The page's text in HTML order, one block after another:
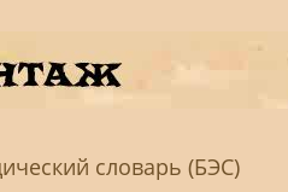
словарь (БЭС)